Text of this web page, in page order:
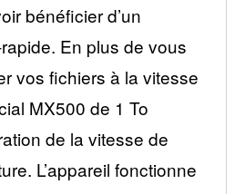
bénéficier d’un
En plus de vous
vos fichiers à la vitesse
MX500 de 1 To
de la vitesse de
L’appareil fonctionne